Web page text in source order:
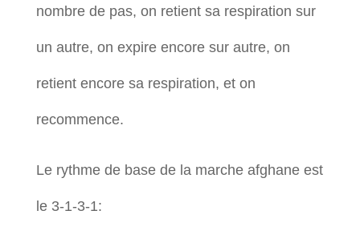
nombre de pas, on retient sa respiration sur
un autre, on expire encore sur autre, on
retient encore sa respiration, et on
recommence.
Le rythme de base de la marche afghane est
le 3-1-3-1: